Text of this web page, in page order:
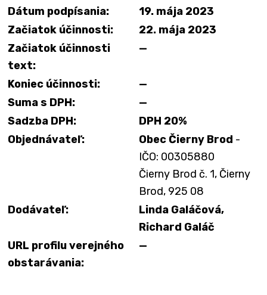
Dátum podpísania:
19. mája 2023
Začiatok účinnosti:
22. mája 2023
Začiatok účinnosti
text:
—
Koniec účinnosti:
—
Suma s DPH:
—
Sadzba DPH:
DPH 20%
Objednávateľ:
Obec Čierny Brod -
IČO: 00305880
Čierny Brod č. 1, Čierny
Brod, 925 08
Dodávateľ:
Linda Galáčová,
Richard Galáč
URL profilu verejného
obstarávania:
—